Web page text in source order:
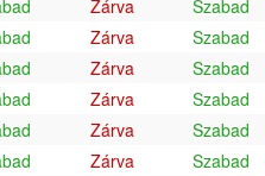
Zárva
Szabad
Zárva
Szabad
Zárva
Szabad
Zárva
Szabad
Zárva
Szabad
Zárva
Szabad